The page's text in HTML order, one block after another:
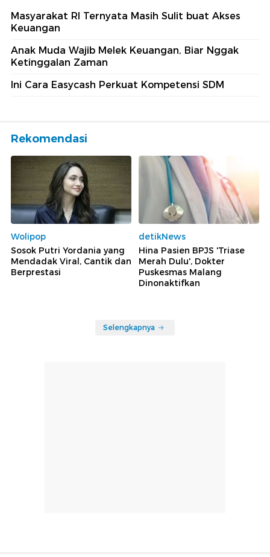
Masyarakat RI Ternyata Masih Sulit buat Akses
Keuangan
Anak Muda Wajib Melek Keuangan, Biar Nggak
Ketinggalan Zaman
Ini Cara Easycash Perkuat Kompetensi SDM
Rekomendasi
Wolipop
Sosok Putri Yordania yang
Mendadak Viral, Cantik dan
Berprestasi
detikNews
Hina Pasien BPJS 'Triase
Merah Dulu', Dokter
Puskesmas Malang
Dinonaktifkan
Selengkapnya